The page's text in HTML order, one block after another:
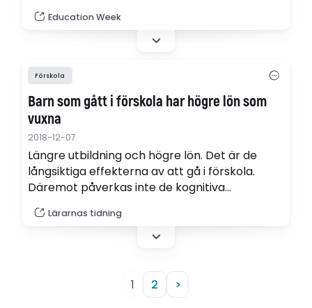
study. Researchers say they found links
between higher teacher pay and teachers
Education Week
Förskola
Barn som gått i förskola har högre lön som
vuxna
2018-12-07
Längre utbildning och högre lön. Det är de
långsiktiga effekterna av att gå i förskola.
Däremot påverkas inte de kognitiva
internationell forskning.
Lärarnas tidning
1 2 >